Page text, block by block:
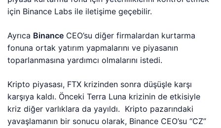
için Binance Labs ile iletişime geçebilir.
Ayrıca Binance CEO’su diğer firmalardan kurtarma
fonuna ortak yatırım yapmalarını ve piyasanın
toparlanmasına yardımcı olmalarını istedi.
Kripto piyasası, FTX krizinden sonra düşüşle karşı
karşıya kaldı. Önceki Terra Luna krizinin de etkisiyle
kriz diğer varlıklara da yayıldı. Kripto pazarındaki
yavaşlamanın bir sonucu olarak, Binance CEO’su “CZ”